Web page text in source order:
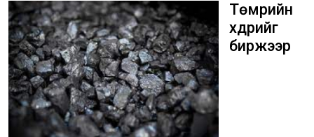
Төмрийн
хүдрийг
биржээр